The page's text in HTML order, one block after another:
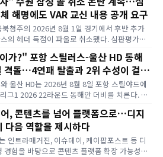
중이 68.55kg이라고 인증했으며 목표 체중을
바 있다. 랄랄이 8월 6일 공개한 수영복 사진
가? 뮤지컬 배우 출신 크리에이터 겸 방송인…
해명에도 VAR 교신 내용 공개 요구
청주의 2026년 8월 1일 경기에서 후반 추가
의 헤더 득점이 파울로 취소됐다. 심판평가협
절차라고 설명했다. 다만 주심이 경기 종료 직
떤 내용을 전달받았는지는 공개되지 않아 논
다. 수원 삼성 골 취소 논란은 어떻게 시작됐
년…
가?" 포항 스틸러스-울산 HD 동해
격돌…4연패 탈출과 2위 수성이 걸렸
울산 HD는 2026년 8월 8일 포항 스틸야드에
그1 2026 22라운드 동해안 더비를 치른다. 포
어 2위 경쟁에서 우위를 확보해야 한다. 포항
는 언제 어디서 열리나? 포항 스틸러스와 울
8월 8일 포항 스틸야드에서 하나은행…
, 콘텐츠를 넘어 플랫폼으로…디지
다음 역할을 제시하다
인트라매거진, 이슈데이, 케이팝포스트 등 디
경험을 바탕으로 콘텐츠 플랫폼 확장 가능성을